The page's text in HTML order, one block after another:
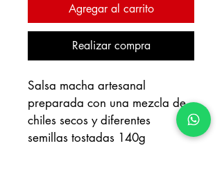
Agregar al carrito
Realizar compra
Salsa macha artesanal
preparada con una mezcla de
chiles secos y diferentes
semillas tostadas 140g